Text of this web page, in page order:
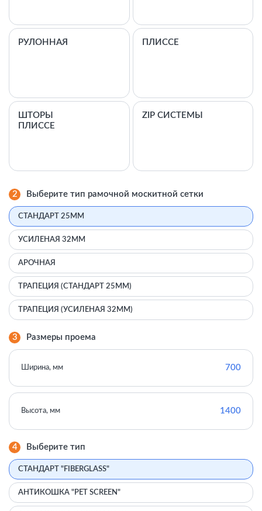
РУЛОННАЯ ПЛИССЕ
ШТОРЫ
ПЛИССЕ
ZIP СИСТЕМЫ
2 Выберите тип рамочной москитной сетки
СТАНДАРТ 25ММ
УСИЛЕНАЯ 32ММ
АРОЧНАЯ
ТРАПЕЦИЯ (СТАНДАРТ 25ММ)
ТРАПЕЦИЯ (УСИЛЕНАЯ 32ММ)
3 Размеры проема
Ширина, мм 700
Высота, мм 1400
4 Выберите тип
СТАНДАРТ "FIBERGLASS"
АНТИКОШКА "PET SCREEN"